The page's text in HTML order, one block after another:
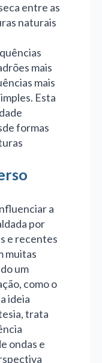
entre as
naturais
mais
mais
Esta
formas
a
por
e recentes
muitas
um
como o
ideia
trata
ondas e